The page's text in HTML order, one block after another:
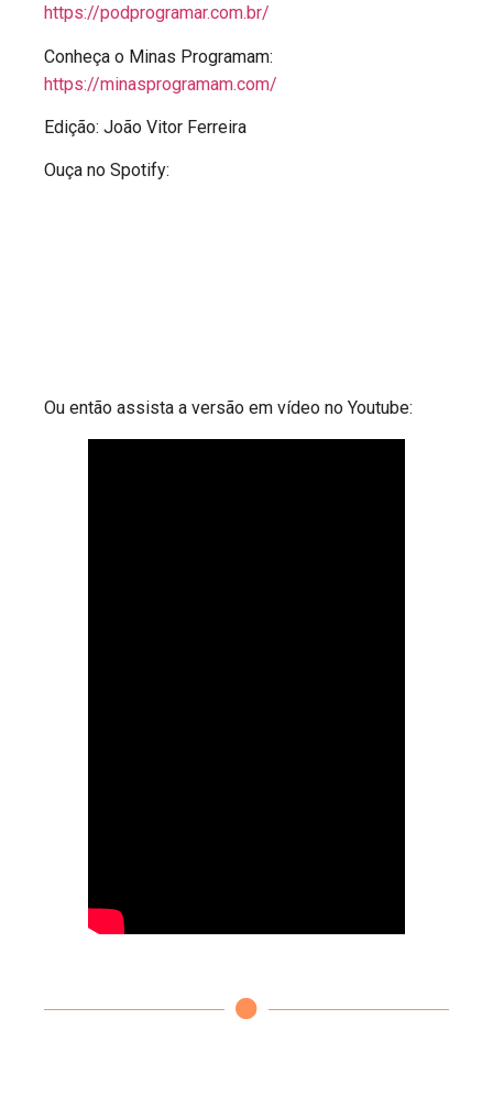
https://podprogramar.com.br/
Conheça o Minas Programam:
https://minasprogramam.com/
Edição: João Vitor Ferreira
Ouça no Spotify:
Ou então assista a versão em vídeo no Youtube: